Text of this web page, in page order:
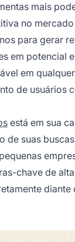
mais
no
para gerar
em potencial
em
de usuários
está em sua
suas
chave de